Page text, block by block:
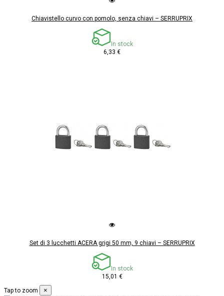
Chiavistello curvo con pomolo, senza chiavi – SERRUPRIX
In stock
6,33 €
Set di 3 lucchetti ACERA grigi 50 mm, 9 chiavi – SERRUPRIX
In stock
15,01 €
Tap to zoom
×